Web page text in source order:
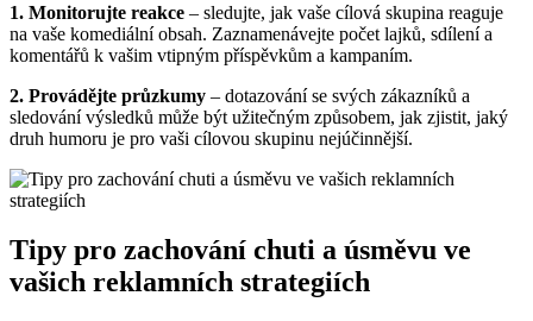
1. Monitorujte reakce – sledujte, jak vaše cílová skupina reaguje
na vaše komediální obsah. Zaznamenávejte počet lajků, sdílení a
komentářů k vašim vtipným příspěvkům a kampaním.
2. Provádějte průzkumy – dotazování se svých zákazníků a
sledování výsledků může být užitečným způsobem, jak zjistit, jaký
druh humoru je pro vaši cílovou skupinu nejúčinnější.
Tipy pro zachování chuti a úsměvu ve
vašich reklamních strategiích